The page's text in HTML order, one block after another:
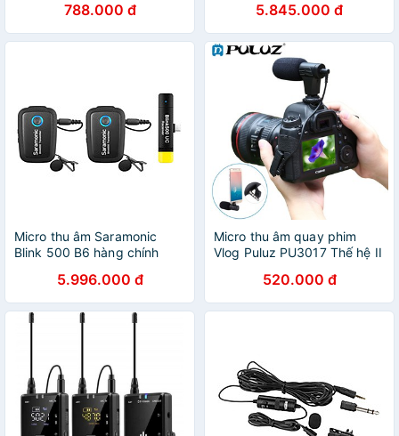
788.000 đ 5.845.000 đ
Micro thu âm Saramonic
Blink 500 B6 hàng chính
5.996.000 đ
Micro thu âm quay phim
Vlog Puluz PU3017 Thế hệ II
520.000 đ